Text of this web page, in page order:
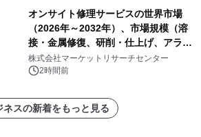
オンサイト修理サービスの世界市場
（2026年～2032年）、市場規模（溶
接・金属修復、研削・仕上げ、アライ
メント、その他）・分析レポートを発
表
株式会社マーケットリサーチセンター
2時間前
ネスの新着をもっと見る